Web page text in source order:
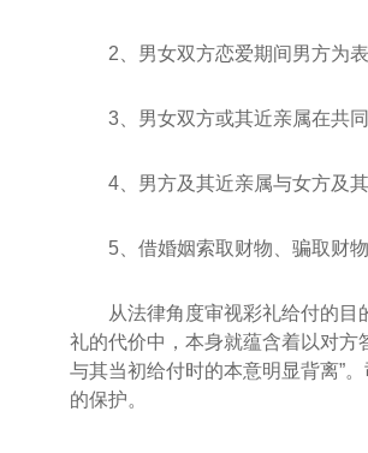
2、男女双方恋爱期间男方为
3、男女双方或其近亲属在共
4、男方及其近亲属与女方及
5、借婚姻索取财物、骗取财
从法律角度审视彩礼给付的目
礼的代价中，本身就蕴含着以对
与其当初给付时的本意明显背离”
的保护。